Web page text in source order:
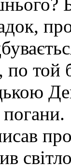
по той